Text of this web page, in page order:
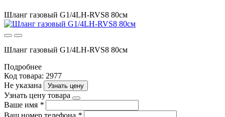
Шланг газовый G1/4LH-RVS8 80см
Шланг газовый G1/4LH-RVS8 80см
Подробнее
Код товара: 2977
Не указана
Узнать цену
Узнать цену товара
Ваше имя *
Ваш номер телефона *